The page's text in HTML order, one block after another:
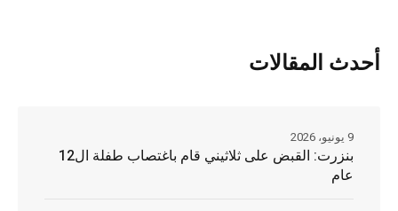
أحدث المقالات
بنزرت: القبض على ثلاثيني قام باغتصاب طفلة ال12
عام
9 يونيو، 2026